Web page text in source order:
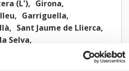
(L')
Girona
Garriguella
Sant Jaume de Llierca
Selva
Sant Pau de Segúries